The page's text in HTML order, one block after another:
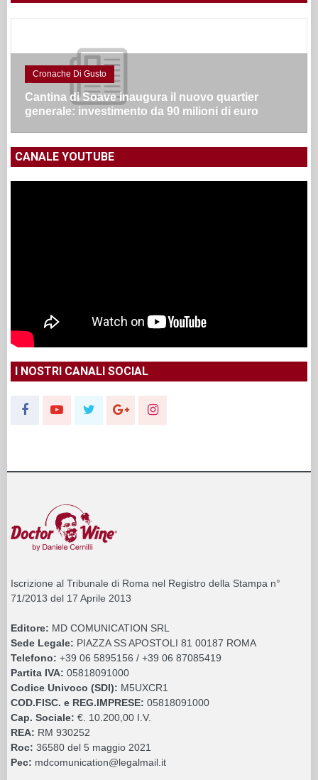
Cronache Di Gusto
Cantina di Soave inaugura il nuovo quartier
generale: investimento da 90 milioni di euro
CANALE YOUTUBE
I NOSTRI CANALI SOCIAL
Iscrizione al Tribunale di Roma nel Registro della Stampa n°
71/2013 del 17 Aprile 2013
Editore: MD COMUNICATION SRL
Sede Legale: PIAZZA SS APOSTOLI 81 00187 ROMA
Telefono: +39 06 5895156 / +39 06 87085419
Partita IVA: 05818091000
Codice Univoco (SDI): M5UXCR1
COD.FISC. e REG.IMPRESE: 05818091000
Cap. Sociale: €. 10.200,00 I.V.
REA: RM 930252
Roc: 36580 del 5 maggio 2021
Pec: mdcomunication@legalmail.it